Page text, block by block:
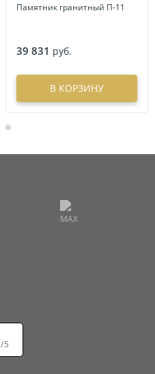
Памятник гранитный П-11
39 831 руб.
В КОРЗИНУ
/5